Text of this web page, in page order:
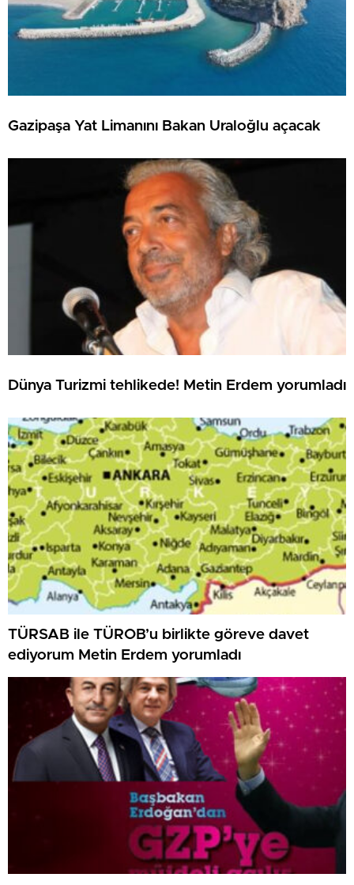
Gazipaşa Yat Limanını Bakan Uraloğlu açacak
Dünya Turizmi tehlikede! Metin Erdem yorumladı
TÜRSAB ile TÜROB’u birlikte göreve davet
ediyorum Metin Erdem yorumladı